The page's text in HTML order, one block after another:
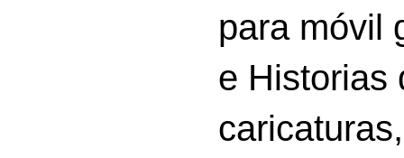
para móvil
e Historias